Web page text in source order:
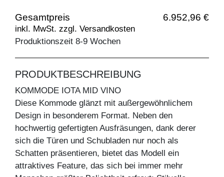
Gesamtpreis 6.952,96 €
inkl. MwSt. zzgl. Versandkosten
Produktionszeit 8-9 Wochen
PRODUKTBESCHREIBUNG
KOMMODE IOTA MID VINO
Diese Kommode glänzt mit außergewöhnlichem
Design in besonderem Format. Neben den
hochwertig gefertigten Ausfräsungen, dank derer
sich die Türen und Schubladen nur noch als
Schatten präsentieren, bietet das Modell ein
attraktives Feature, das sich bei immer mehr